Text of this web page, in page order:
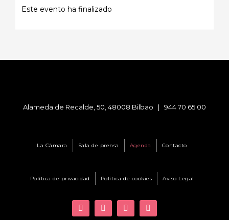
Este evento ha finalizado
Alameda de Recalde, 50, 48008 Bilbao | 944 70 65 00
La Cámara Sala de prensa Agenda Contacto
Política de privacidad Política de cookies Aviso Legal